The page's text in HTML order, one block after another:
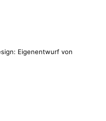
Eigenentwurf von